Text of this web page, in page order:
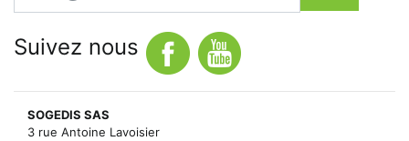
Suivez nous
SOGEDIS SAS
3 rue Antoine Lavoisier